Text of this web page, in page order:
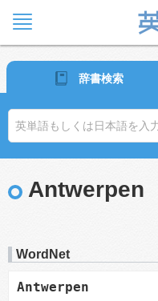
辞書検索
Antwerpen
WordNet
Antwerpen